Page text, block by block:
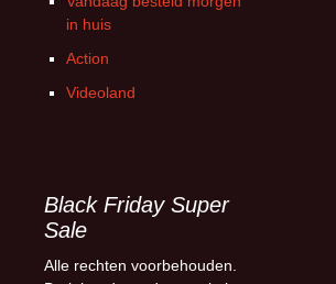
in huis
Action
Videoland
Black Friday Super
Sale
Alle rechten voorbehouden.